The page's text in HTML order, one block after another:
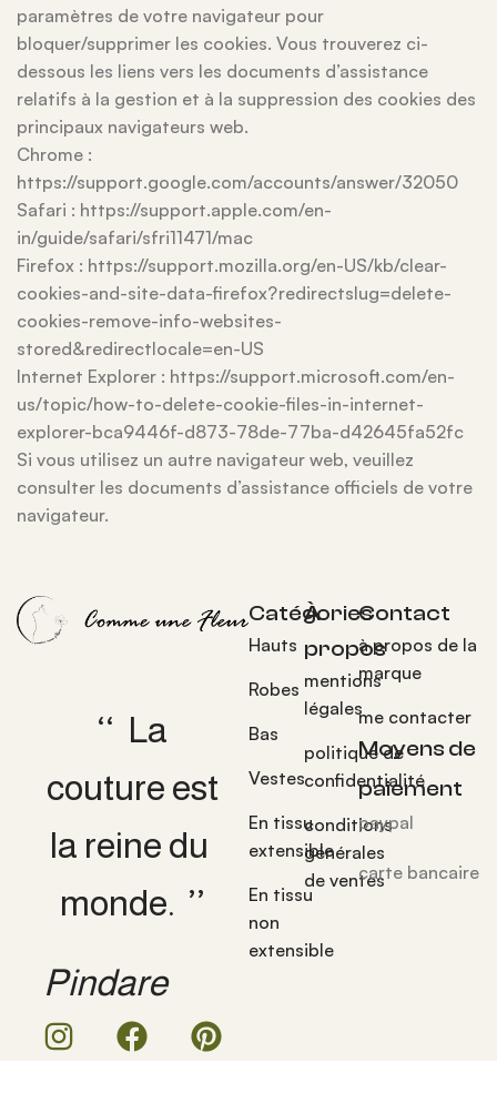
paramètres de votre navigateur pour
bloquer/supprimer les cookies. Vous trouverez ci-
dessous les liens vers les documents d’assistance
relatifs à la gestion et à la suppression des cookies des
principaux navigateurs web.
Chrome :
https://support.google.com/accounts/answer/32050
Safari : https://support.apple.com/en-
in/guide/safari/sfri11471/mac
Firefox : https://support.mozilla.org/en-US/kb/clear-
cookies-and-site-data-firefox?redirectslug=delete-
cookies-remove-info-websites-
stored&redirectlocale=en-US
Internet Explorer : https://support.microsoft.com/en-
us/topic/how-to-delete-cookie-files-in-internet-
explorer-bca9446f-d873-78de-77ba-d42645fa52fc
Si vous utilisez un autre navigateur web, veuillez
consulter les documents d’assistance officiels de votre
navigateur.
‘‘ La
couture est
la reine du
monde. ’’
Pindare
Catégories
Hauts
Robes
Bas
Vestes
En tissu
extensible
En tissu
non
extensible
À
propos
mentions
légales
politique de
confidentialité
conditions
générales
de ventes
Contact
à propos de la
marque
me contacter
Moyens de
paiement
paypal
carte bancaire